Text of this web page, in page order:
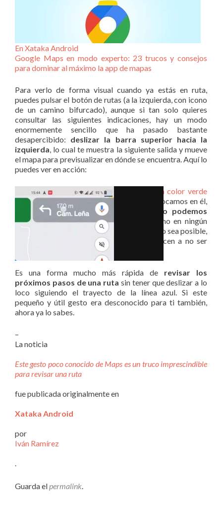
En Xataka Android
Google Maps en modo experto: 23 trucos y consejos
para dominar al máximo la app de mapas
Para verlo de forma visual cuando ya estás en ruta,
puedes pulsar el botón de rutas (a la izquierda, con icono
de un camino bifurcado), aunque si tan solo quieres
consultar las siguientes indicaciones, hay un modo
enormemente sencillo que ha pasado bastante
desapercibido: deslizar la barra superior hacia la
izquierda , lo cual te muestra la siguiente salida y mueve
el mapa para previsualizar en dónde se encuentra. Aquí lo
puedes ver en acción:
Google Maps
mejoró su cartel superior en color verde
hace unos añoshaciéndolo desplegable si tocamos en él,
pero además de tocar en él
también lo podemos
deslizar para previsualizar la ruta
. Como en ningún
momento se indica en ninguna parte que esto sea posible,
muchas personas simplemente lo desconocen a no ser
que lo hayan hecho sin querer.
Es una forma mucho más rápida de revisar los
próximos pasos de una ruta sin tener que deslizar a lo
loco siguiendo el trayecto de la línea azul. Si este
pequeño y útil gesto era desconocido para ti también,
ahora ya lo sabes.
–
La noticia
Este gesto poco conocido de Maps es un truco imprescindible
para revisar una ruta
fue publicada originalmente en
Xataka Android
por
Iván Ramírez
Guarda el permalink